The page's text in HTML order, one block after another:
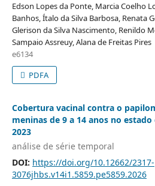
Edson Lopes da Ponte, Marcia Coelho
Banhos, Ítalo da Silva Barbosa, Renata
Glerison da Silva Nascimento, Renildo
Sampaio Assreuy, Alana de Freitas Pires
e6134
PDFA
Cobertura vacinal contra o
meninas de 9 a 14 anos no estado
2023
análise de série temporal
DOI: https://doi.org/10.12662/2317-
3076jhbs.v14i1.5859.pe5859.2026